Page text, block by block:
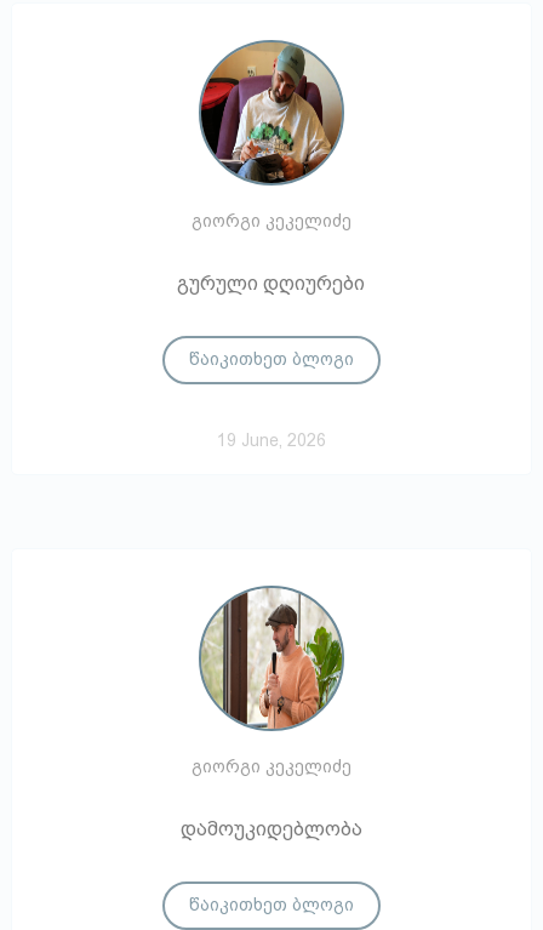
გიორგი კეკელიძე
გურული დღიურები
წაიკითხეთ ბლოგი
19 June, 2026
გიორგი კეკელიძე
დამოუკიდებლობა
წაიკითხეთ ბლოგი